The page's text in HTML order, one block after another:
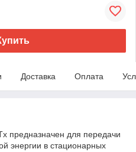
Доставка Оплата
предназначен для передачи
энергии в стационарных